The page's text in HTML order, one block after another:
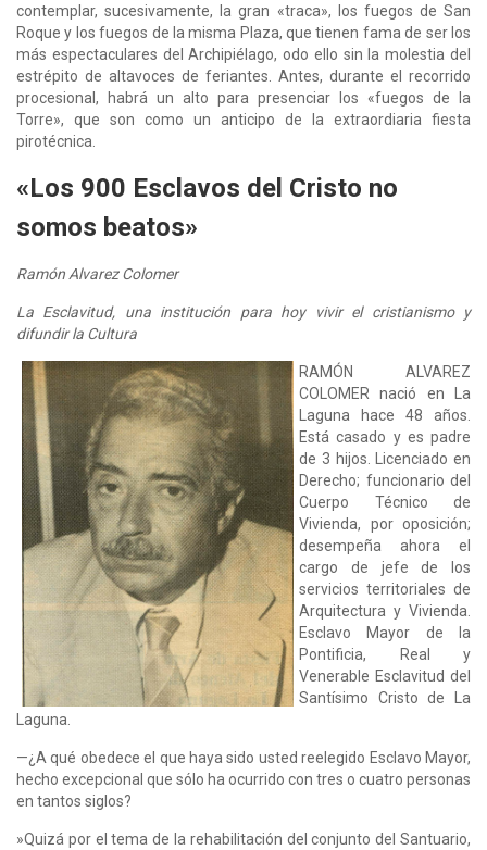
contemplar, sucesivamente, la gran «traca», los fuegos de San
Roque y los fuegos de la misma Plaza, que tienen fama de ser los
más espectaculares del Archipiélago, odo ello sin la molestia del
estrépito de altavoces de feriantes. Antes, durante el recorrido
procesional, habrá un alto para presenciar los «fuegos de la
Torre», que son como un anticipo de la extraordiaria fiesta
pirotécnica.
«Los 900 Esclavos del Cristo no
somos beatos»
Ramón Alvarez Colomer
La Esclavitud, una institución para hoy vivir el cristianismo y
difundir la Cultura
RAMÓN ALVAREZ
COLOMER nació en La
Laguna hace 48 años.
Está casado y es padre
de 3 hijos. Licenciado en
Derecho; funcionario del
Cuerpo Técnico de
Vivienda, por oposición;
desempeña ahora el
cargo de jefe de los
servicios territoriales de
Arquitectura y Vivienda.
Esclavo Mayor de la
Pontificia, Real y
Venerable Esclavitud del
Santísimo Cristo de La
Laguna.
—¿A qué obedece el que haya sido usted reelegido Esclavo Mayor,
hecho excepcional que sólo ha ocurrido con tres o cuatro personas
en tantos siglos?
»Quizá por el tema de la rehabilitación del conjunto del Santuario,